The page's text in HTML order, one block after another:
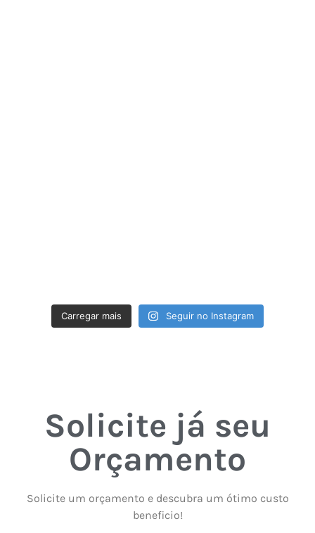
Carregar mais Seguir no Instagram
Solicite já seu
Orçamento
Solicite um orçamento e descubra um ótimo custo
beneficio!